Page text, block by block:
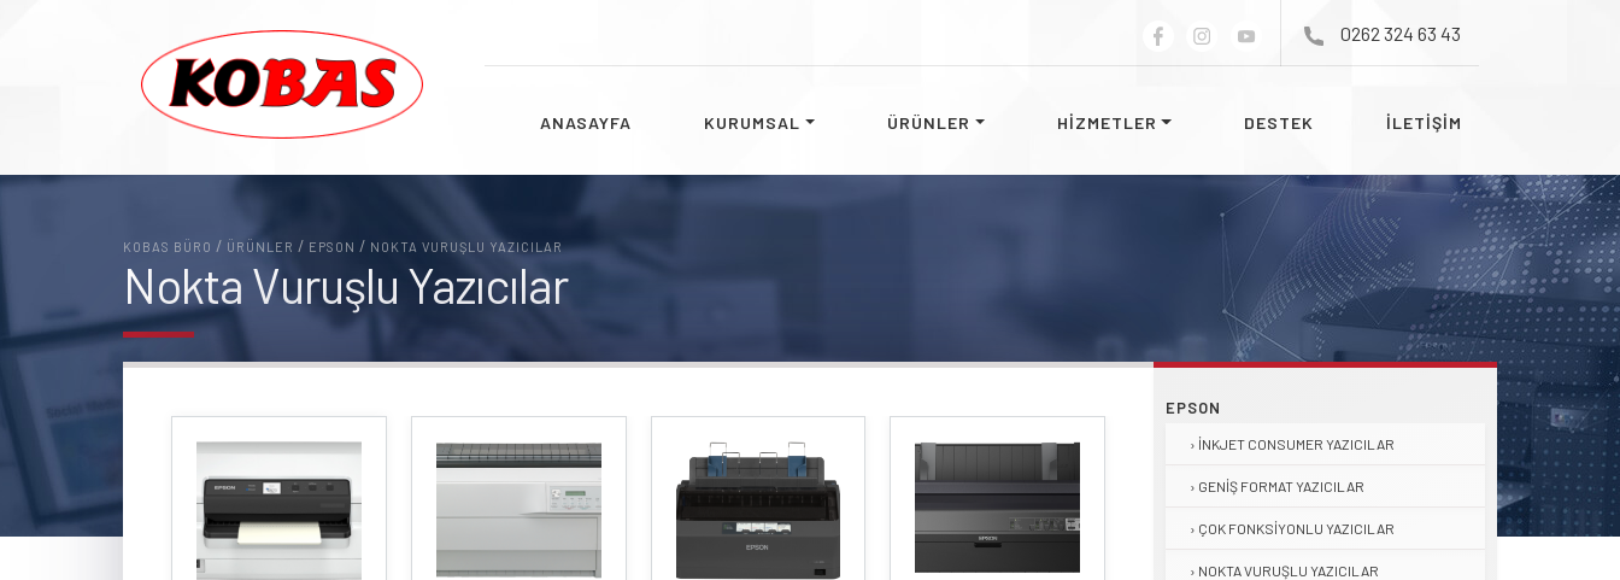
0262 324 63 43
ANASAYFA KURUMSAL ÜRÜNLER HİZMETLER DESTEK İLETİŞİM
KOBAS BÜRO / ÜRÜNLER / EPSON / NOKTA VURUŞLU YAZICILAR
Nokta Vuruşlu Yazıcılar
EPSON
İNKJET CONSUMER YAZICILAR
GENIŞ FORMAT YAZICILAR
ÇOK FONKSIYONLU YAZICILAR
NOKTA VURUŞLU YAZICILAR